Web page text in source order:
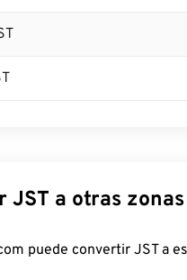
JST a otras
puede convertir JST a